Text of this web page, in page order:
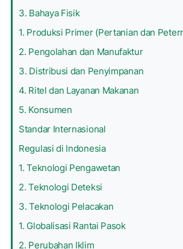
3. Bahaya Fisik
1. Produksi Primer (Pertanian dan
2. Pengolahan dan Manufaktur
3. Distribusi dan Penyimpanan
4. Ritel dan Layanan Makanan
5. Konsumen
Standar Internasional
Regulasi di Indonesia
1. Teknologi Pengawetan
2. Teknologi Deteksi
3. Teknologi Pelacakan
1. Globalisasi Rantai Pasok
2. Perubahan Iklim